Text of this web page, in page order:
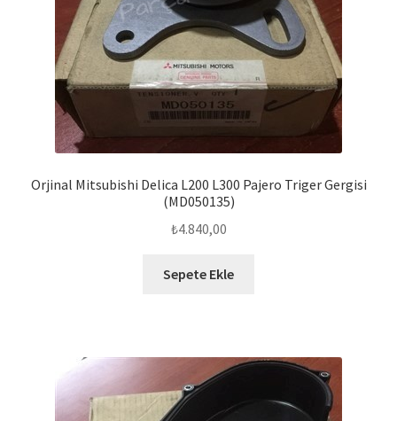
Orjinal Mitsubishi Delica L200 L300 Pajero Triger Gergisi
(MD050135)
₺4.840,00
Sepete Ekle